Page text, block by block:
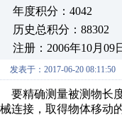
年度积分：4042
历史总积分：88302
注册：2006年10月09
发表于：2017-06-20 08:11:50
要精确测量被测物长
械连接，取得物体移动